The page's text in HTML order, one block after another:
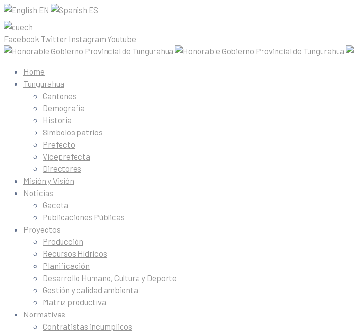
EN ES
Facebook Twitter Instagram Youtube
Home
Tungurahua
Cantones
Demografía
Historia
Símbolos patrios
Prefecto
Viceprefecta
Directores
Misión y Visión
Noticias
Gaceta
Publicaciones Públicas
Proyectos
Producción
Recursos Hídricos
Planificación
Desarrollo Humano, Cultura y Deporte
Gestión y calidad ambiental
Matriz productiva
Normativas
Contratistas incumplidos